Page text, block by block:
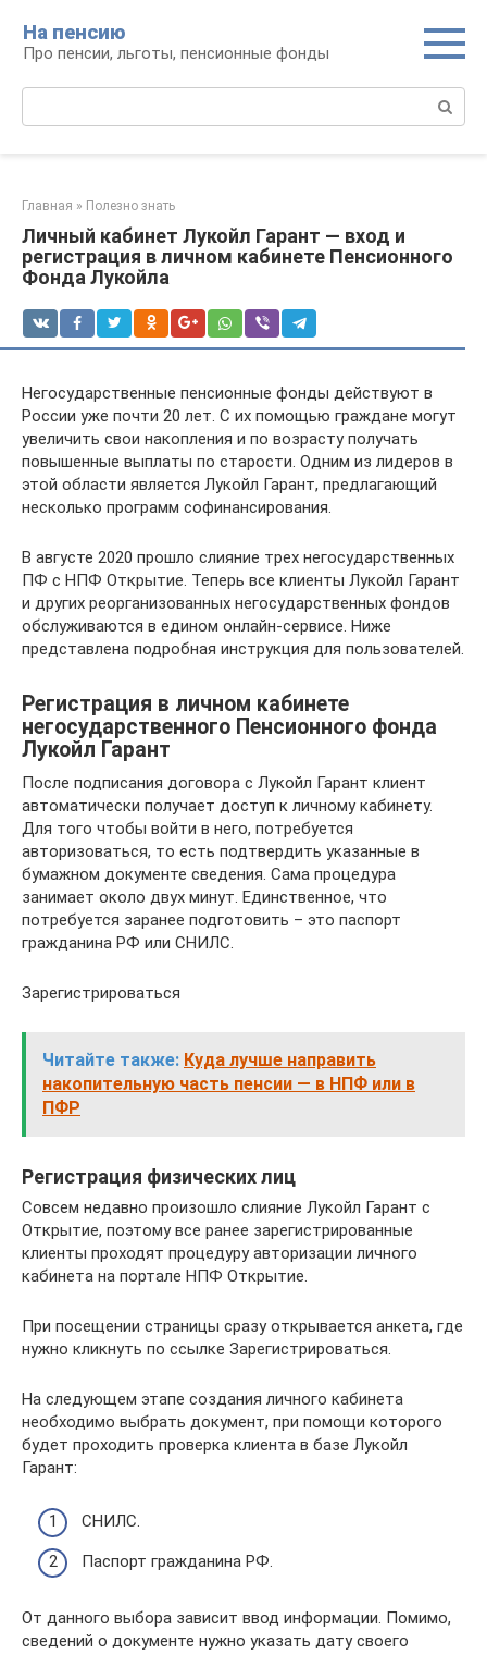
контенту
На пенсию
Про пенсии, льготы, пенсионные фонды
Главная » Полезно знать
Личный кабинет Лукойл Гарант — вход и
регистрация в личном кабинете Пенсионного
Фонда Лукойла
Негосударственные пенсионные фонды действуют в
России уже почти 20 лет. С их помощью граждане могут
увеличить свои накопления и по возрасту получать
повышенные выплаты по старости. Одним из лидеров в
этой области является Лукойл Гарант, предлагающий
несколько программ софинансирования.
В августе 2020 прошло слияние трех негосударственных
ПФ с НПФ Открытие. Теперь все клиенты Лукойл Гарант
и других реорганизованных негосударственных фондов
обслуживаются в едином онлайн-сервисе. Ниже
представлена подробная инструкция для пользователей.
Регистрация в личном кабинете
негосударственного Пенсионного фонда
Лукойл Гарант
После подписания договора с Лукойл Гарант клиент
автоматически получает доступ к личному кабинету.
Для того чтобы войти в него, потребуется
авторизоваться, то есть подтвердить указанные в
бумажном документе сведения. Сама процедура
занимает около двух минут. Единственное, что
потребуется заранее подготовить – это паспорт
гражданина РФ или СНИЛС.
Зарегистрироваться
Читайте также: Куда лучше направить
накопительную часть пенсии — в НПФ или в
ПФР
Регистрация физических лиц
Совсем недавно произошло слияние Лукойл Гарант с
Открытие, поэтому все ранее зарегистрированные
клиенты проходят процедуру авторизации личного
кабинета на портале НПФ Открытие.
При посещении страницы сразу открывается анкета, где
нужно кликнуть по ссылке Зарегистрироваться.
На следующем этапе создания личного кабинета
необходимо выбрать документ, при помощи которого
будет проходить проверка клиента в базе Лукойл
Гарант:
СНИЛС.
Паспорт гражданина РФ.
От данного выбора зависит ввод информации. Помимо,
сведений о документе нужно указать дату своего